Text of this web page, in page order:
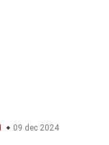
09 dec 2024